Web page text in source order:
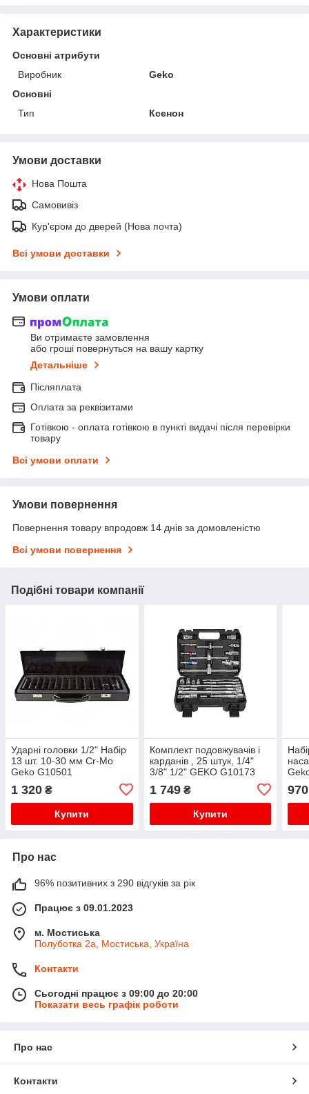
Характеристики
Основні атрибути
Виробник
Geko
Основні
Тип
Ксенон
Умови доставки
Нова Пошта
Самовивіз
Кур'єром до дверей (Нова почта)
Всі умови доставки
Умови оплати
Ви отримаєте замовлення
або гроші повернуться на вашу картку
Детальніше
Післяплата
Оплата за реквізитами
Готівкою - оплата готівкою в пункті видачі після перевірки
товару
Всі умови оплати
Умови повернення
Повернення товару впродовж 14 днів за домовленістю
Всі умови повернення
Подібні товари компанії
Ударні головки 1/2" Набір
13 шт. 10-30 мм Cr-Mo
Geko G10501
1 320 ₴
Купити
Комплект подовжувачів і
карданів , 25 штук, 1/4"
3/8" 1/2" GEKO G10173
1 749₴
Купити
970
Про нас
96% позитивних з 290 відгуків за рік
Працює з 09.01.2023
м. Мостиська
Полуботка 2а, Мостиська, Україна
Контакти
Сьогодні працює з 09:00 до 20:00
Показати весь графік роботи
Про нас
Контакти